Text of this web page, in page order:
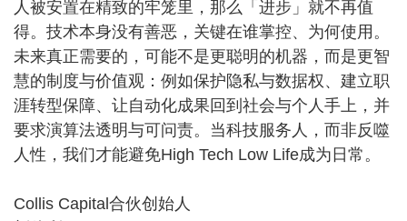
人被安置在精致的牢笼里，那么「进步」就不再值
得。技术本身没有善恶，关键在谁掌控、为何使用。
未来真正需要的，可能不是更聪明的机器，而是更智
慧的制度与价值观：例如保护隐私与数据权、建立职
涯转型保障、让自动化成果回到社会与个人手上，并
要求演算法透明与可问责。当科技服务人，而非反噬
人性，我们才能避免High Tech Low Life成为日常。
Collis Capital合伙创始人